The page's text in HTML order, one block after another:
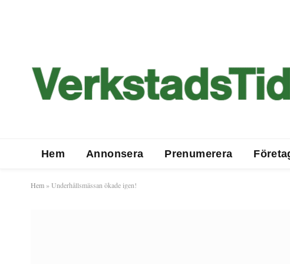
Hem Annonsera Prenumerera
Hem » Underhållsmässan ökade igen!